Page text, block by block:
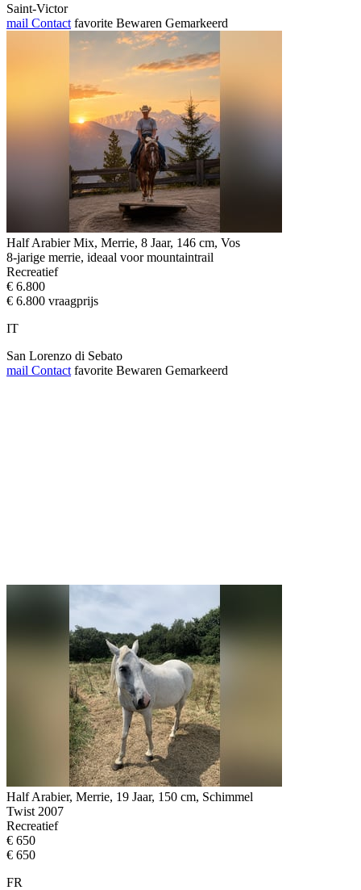
Saint-Victor
mail Contact favorite Bewaren Gemarkeerd
Half Arabier Mix, Merrie, 8 Jaar, 146 cm, Vos
8-jarige merrie, ideaal voor mountaintrail
Recreatief
€ 6.800
€ 6.800 vraagprijs
IT
San Lorenzo di Sebato
mail Contact favorite Bewaren Gemarkeerd
Half Arabier, Merrie, 19 Jaar, 150 cm, Schimmel
Twist 2007
Recreatief
€ 650
€ 650
FR